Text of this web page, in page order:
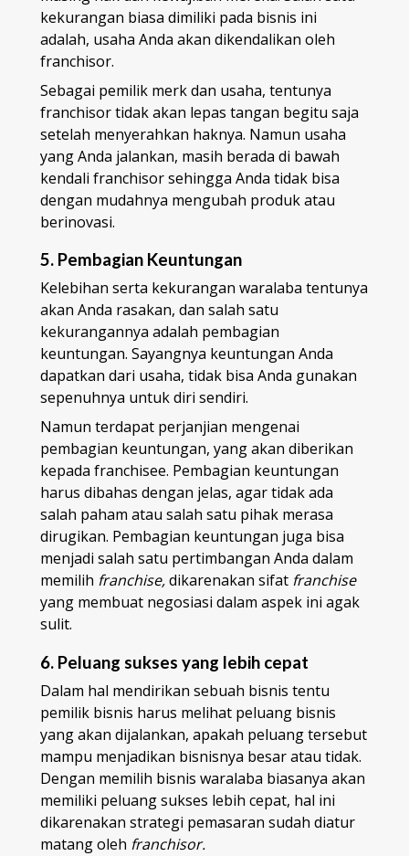
kekurangan biasa dimiliki pada bisnis ini
adalah, usaha Anda akan dikendalikan oleh
franchisor.
Sebagai pemilik merk dan usaha, tentunya
franchisor tidak akan lepas tangan begitu saja
setelah menyerahkan haknya. Namun usaha
yang Anda jalankan, masih berada di bawah
kendali franchisor sehingga Anda tidak bisa
dengan mudahnya mengubah produk atau
berinovasi.
5. Pembagian Keuntungan
Kelebihan serta kekurangan waralaba tentunya
akan Anda rasakan, dan salah satu
kekurangannya adalah pembagian
keuntungan. Sayangnya keuntungan Anda
dapatkan dari usaha, tidak bisa Anda gunakan
sepenuhnya untuk diri sendiri.
Namun terdapat perjanjian mengenai
pembagian keuntungan, yang akan diberikan
kepada franchisee. Pembagian keuntungan
harus dibahas dengan jelas, agar tidak ada
salah paham atau salah satu pihak merasa
dirugikan. Pembagian keuntungan juga bisa
menjadi salah satu pertimbangan Anda dalam
memilih franchise,dikarenakan sifat franchise
yang membuat negosiasi dalam aspek ini agak
sulit.
6. Peluang sukses yang lebih cepat
Dalam hal mendirikan sebuah bisnis tentu
pemilik bisnis harus melihat peluang bisnis
yang akan dijalankan, apakah peluang tersebut
mampu menjadikan bisnisnya besar atau tidak.
Dengan memilih bisnis waralaba biasanya akan
memiliki peluang sukses lebih cepat, hal ini
dikarenakan strategi pemasaran sudah diatur
matang oleh franchisor.